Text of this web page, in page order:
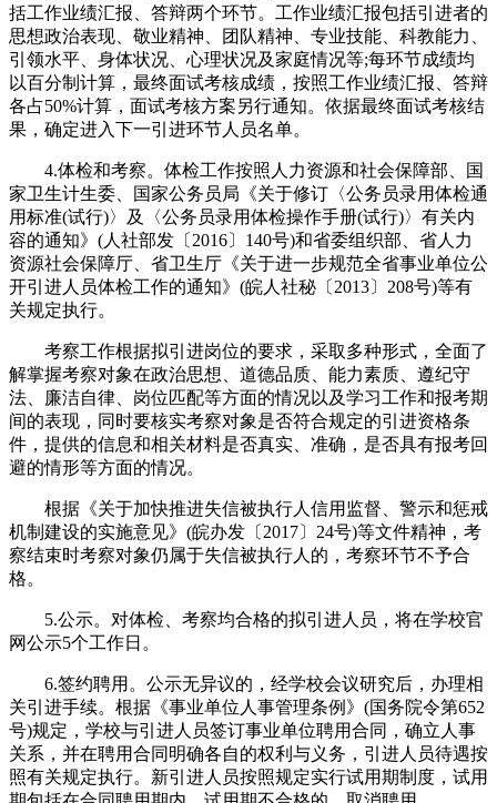
括工作业绩汇报、答辩两个环节。工作业绩汇报包括引进者的
思想政治表现、敬业精神、团队精神、专业技能、科教能力、
引领水平、身体状况、心理状况及家庭情况等;每环节成绩均
以百分制计算，最终面试考核成绩，按照工作业绩汇报、答辩
各占50%计算，面试考核方案另行通知。依据最终面试考核结
果，确定进入下一引进环节人员名单。
4.体检和考察。体检工作按照人力资源和社会保障部、国
家卫生计生委、国家公务员局《关于修订〈公务员录用体检通
用标准(试行)〉及〈公务员录用体检操作手册(试行)〉有关内
容的通知》(人社部发〔2016〕140号)和省委组织部、省人力
资源社会保障厅、省卫生厅《关于进一步规范全省事业单位公
开引进人员体检工作的通知》(皖人社秘〔2013〕208号)等有
关规定执行。
考察工作根据拟引进岗位的要求，采取多种形式，全面了
解掌握考察对象在政治思想、道德品质、能力素质、遵纪守
法、廉洁自律、岗位匹配等方面的情况以及学习工作和报考期
间的表现，同时要核实考察对象是否符合规定的引进资格条
件，提供的信息和相关材料是否真实、准确，是否具有报考回
避的情形等方面的情况。
根据《关于加快推进失信被执行人信用监督、警示和惩戒
机制建设的实施意见》(皖办发〔2017〕24号)等文件精神，考
察结束时考察对象仍属于失信被执行人的，考察环节不予合
格。
5.公示。对体检、考察均合格的拟引进人员，将在学校官
网公示5个工作日。
6.签约聘用。公示无异议的，经学校会议研究后，办理相
关引进手续。根据《事业单位人事管理条例》(国务院令第652
号)规定，学校与引进人员签订事业单位聘用合同，确立人事
关系，并在聘用合同明确各自的权利与义务，引进人员待遇按
照有关规定执行。新引进人员按照规定实行试用期制度，试用